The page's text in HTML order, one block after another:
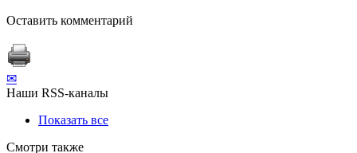
Оставить комментарий
✉
Наши RSS-каналы
Показать все
Смотри также